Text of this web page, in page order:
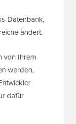
Datenbank,
ändert.
von Ihrem
werden,
dafür